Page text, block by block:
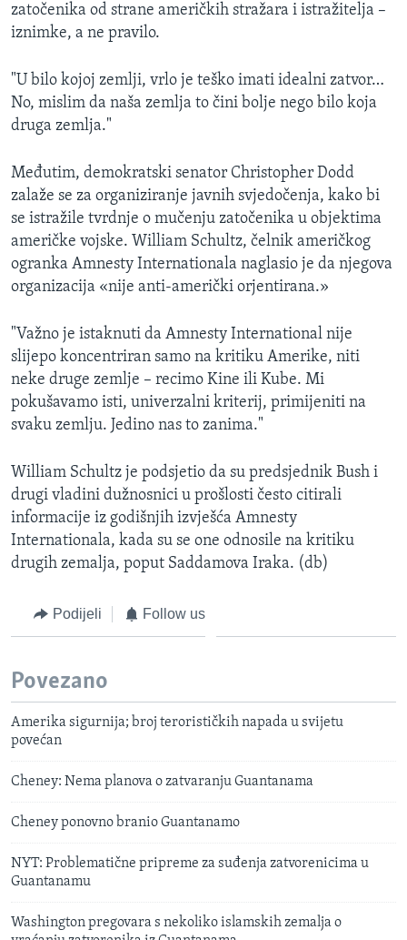
zatočenika od strane američkih stražara i istražitelja –
iznimke, a ne pravilo.
"U bilo kojoj zemlji, vrlo je teško imati idealni zatvor…
No, mislim da naša zemlja to čini bolje nego bilo koja
druga zemlja."
Međutim, demokratski senator Christopher Dodd
zalaže se za organiziranje javnih svjedočenja, kako bi
se istražile tvrdnje o mučenju zatočenika u objektima
američke vojske. William Schultz, čelnik američkog
ogranka Amnesty Internationala naglasio je da njegova
organizacija «nije anti-američki orjentirana.»
"Važno je istaknuti da Amnesty International nije
slijepo koncentriran samo na kritiku Amerike, niti
neke druge zemlje – recimo Kine ili Kube. Mi
pokušavamo isti, univerzalni kriterij, primijeniti na
svaku zemlju. Jedino nas to zanima."
William Schultz je podsjetio da su predsjednik Bush i
drugi vladini dužnosnici u prošlosti često citirali
informacije iz godišnjih izvješća Amnesty
Internationala, kada su se one odnosile na kritiku
drugih zemalja, poput Saddamova Iraka. (db)
Podijeli Follow us
Povezano
Amerika sigurnija; broj terorističkih napada u svijetu
povećan
Cheney: Nema planova o zatvaranju Guantanama
Cheney ponovno branio Guantanamo
NYT: Problematične pripreme za suđenja zatvorenicima u
Guantanamu
Washington pregovara s nekoliko islamskih zemalja o